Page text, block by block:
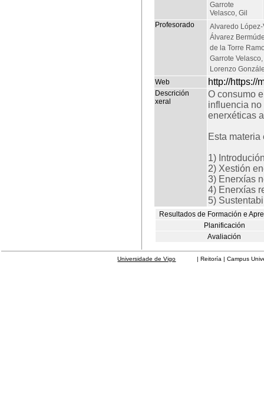
Garrote
Velasco, Gil
Profesorado
Alvaredo
Álvarez
de la Torre
Garrote
Lorenzo
Web
http://https://
Descrición
xeral
O consumo
influencia no
enerxéticas
Esta
1)
2) Xestión
3) Enerxías
4) Enerxías
5)
Resultados de Formación e
Planificación
Avaliación
Universidade de Vigo | Reitoría | Campus